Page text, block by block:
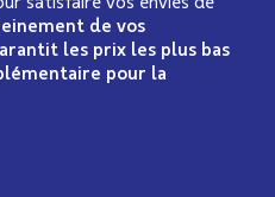
de vos
les prix les plus bas
pour la